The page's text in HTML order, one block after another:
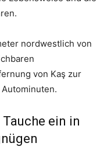
nordwestlich von
von Kaş zur
ein in